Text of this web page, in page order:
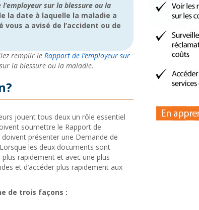
l’employeur sur la blessure ou la
la date à laquelle la maladie a
a avisé de l’accident ou de
remplir le Rapport de l’employeur sur
la blessure ou la maladie.
jouent tous deux un rôle essentiel
soumettre le Rapport de
présenter une Demande de
les deux documents sont
rapidement et avec une plus
et d’accéder plus rapidement aux
de trois façons :